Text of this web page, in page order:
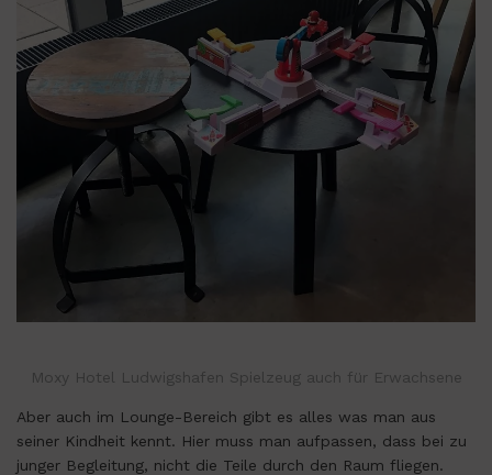
Moxy Hotel Ludwigshafen Spielzeug auch für Erwachsene
Aber auch im Lounge-Bereich gibt es alles was man aus
seiner Kindheit kennt. Hier muss man aufpassen, dass bei zu
junger Begleitung, nicht die Teile durch den Raum fliegen.